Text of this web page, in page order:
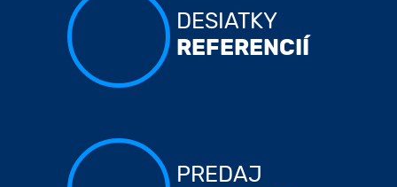
DESIATKY
REFERENCIÍ
PREDAJ